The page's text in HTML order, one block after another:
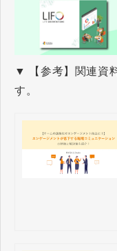
▼ 【参考】関連資
す。